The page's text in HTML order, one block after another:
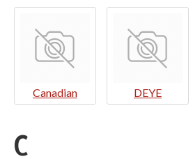
Canadian DEYE
C